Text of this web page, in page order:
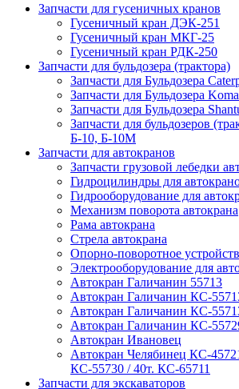
Запчасти для гусеничных кранов
Гусеничный кран ДЭК-251
Гусеничный кран МКГ-25
Гусеничный кран РДК-250
Запчасти для бульдозера (трактора)
Запчасти для Бульдозера
Запчасти для Бульдозера
Запчасти для Бульдозера
Запчасти для бульдозеров
Б-10, Б-10М
Запчасти для автокранов
Запчасти грузовой лебедки
Гидроцилиндры для
Гидрооборудование для
Механизм поворота автокрана
Рама автокрана
Стрела автокрана
Опорно-поворотное
Электрооборудование для
Автокран Галичанин 55713
Автокран Галичанин КС-
Автокран Галичанин КС-
Автокран Галичанин КС-
Автокран Ивановец
Автокран Челябинец КС-
КС-55730 / 40т. КС-65711
Запчасти для экскаваторов